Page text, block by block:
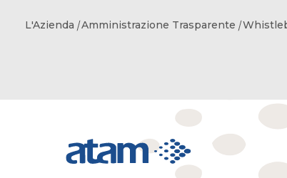
L'Azienda Amministrazione Trasparente